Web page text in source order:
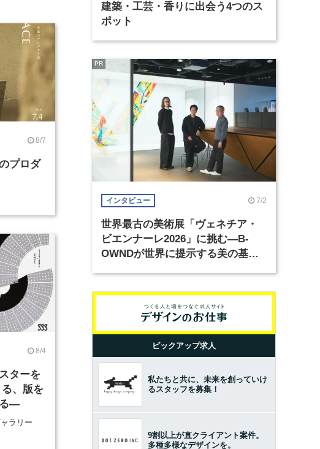
8/7
プロダ
8/4
ターを
、版を
る―
ラリー
建築・工芸・香りに出会う4つのス
ポット
インタビュー 7/2
世界最古の美術展「ヴェネチア・
ビエンナーレ2026」に挑む―B-
OWNDが世界に提示する美の基準
PR
ピックアップ求人
私たちと共に、未来を創っていけ
るスタッフを募集！
9割以上が直クライアント案件。
多種多様なデザインを。